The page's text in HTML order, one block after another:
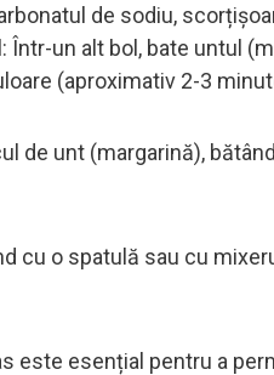
de sodiu,
un alt bol, bate untul
(aproximativ 2-3
de unt (margarină),
cu o spatulă sau cu
este esențial pentru a